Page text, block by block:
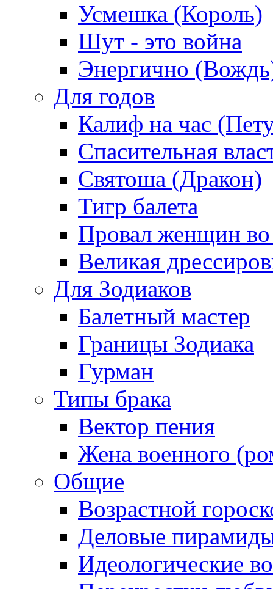
Усмешка (Король)
Шут - это война
Энергично
Для годов
Калиф на час
Спасительная
Святоша (Дракон)
Тигр балета
Провал женщин во
Великая
Для Зодиаков
Балетный мастер
Границы Зодиака
Гурман
Типы брака
Вектор пения
Жена военного
Общие
Возрастной
Деловые
Идеологические